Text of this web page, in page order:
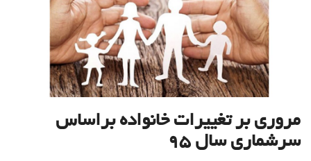
مروری بر تغییرات خانواده براساس
سرشماری سال ۹۵